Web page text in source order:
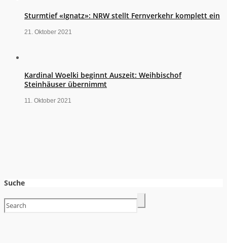
Sturmtief «Ignatz»: NRW stellt Fernverkehr komplett ein
21. Oktober 2021
Kardinal Woelki beginnt Auszeit: Weihbischof
Steinhäuser übernimmt
11. Oktober 2021
Suche